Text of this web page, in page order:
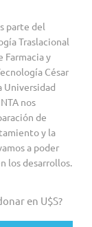
parte del
Traslacional
Farmacia y
César
Universidad
nos
de
y la
a poder
los desarrollos.
en U$S?